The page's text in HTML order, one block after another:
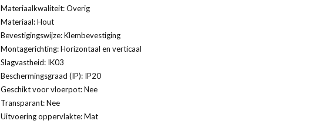
Materiaalkwaliteit: Overig
Materiaal: Hout
Bevestigingswijze: Klembevestiging
Montagerichting: Horizontaal en verticaal
Slagvastheid: IK03
Beschermingsgraad (IP): IP20
Geschikt voor vloerpot: Nee
Transparant: Nee
Uitvoering oppervlakte: Mat